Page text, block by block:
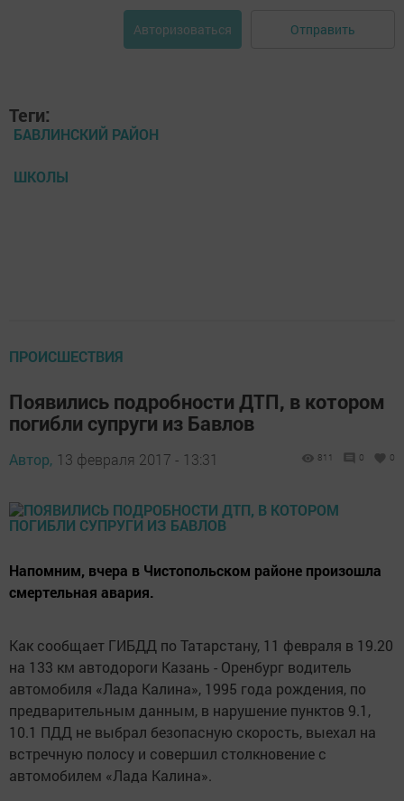
Авторизоваться Отправить
Теги:
БАВЛИНСКИЙ РАЙОН
ШКОЛЫ
ПРОИСШЕСТВИЯ
Появились подробности ДТП, в котором
погибли супруги из Бавлов
Автор, 13 февраля 2017 - 13:31 811 0 0
Напомним, вчера в Чистопольском районе произошла
смертельная авария.
Как сообщает ГИБДД по Татарстану, 11 февраля в 19.20
на 133 км автодороги Казань - Оренбург водитель
автомобиля «Лада Калина», 1995 года рождения, по
предварительным данным, в нарушение пунктов 9.1,
10.1 ПДД не выбрал безопасную скорость, выехал на
встречную полосу и совершил столкновение с
автомобилем «Лада Калина».